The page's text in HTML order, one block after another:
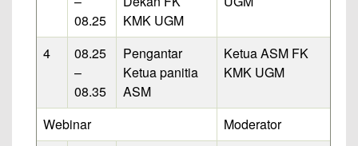
08.25
KMK UGM
4
08.25
–
08.35
Pengantar
Ketua panitia
ASM
Ketua ASM FK
KMK UGM
Webinar
Moderator